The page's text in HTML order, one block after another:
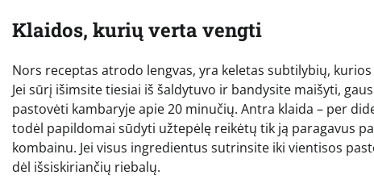
Klaidos, kurių verta vengti
Nors receptas atrodo lengvas, yra keletas subtilybių,
Jei sūrį išimsite tiesiai iš šaldytuvo ir bandysite maišyti,
pastovėti kambaryje apie 20 minučių. Antra klaida – per
todėl papildomai sūdyti užtepėlę reikėtų tik ją paragavus
kombainu. Jei visus ingredientus sutrinsite iki vientisos
dėl išsiskiriančių riebalų.